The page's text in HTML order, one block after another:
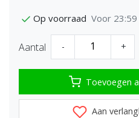
Op voorraad Voor
Aantal - +
Toevoegen
Aan